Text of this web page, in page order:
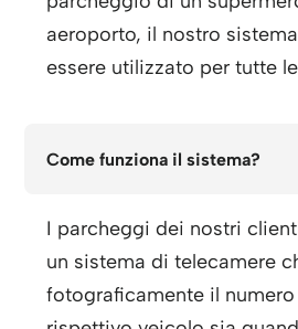
aeroporto, il nostro
essere utilizzato per tutte
Come funziona il sistema?
I parcheggi dei nostri
un sistema di telecamere
fotograficamente il